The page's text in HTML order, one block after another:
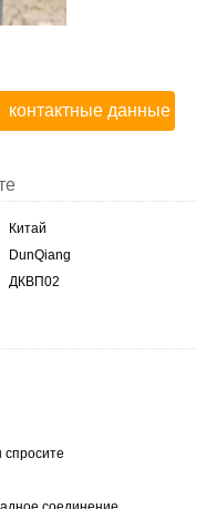
контактные данные
Китай
DunQiang
ДКВП02
спросите